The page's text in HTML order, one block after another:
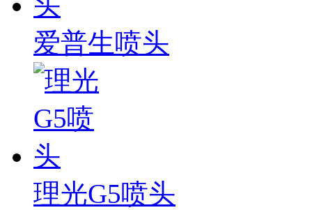
爱普生喷头
理光G5喷头